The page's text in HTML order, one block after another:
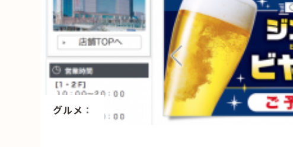
HAREL
HAREL
活用事例
リノベ事例
グルメ ：